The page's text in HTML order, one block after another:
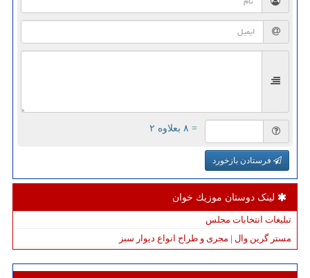
= ۸ بعلاوه ۲
فرستادن بازخورد
لینک دوستان موزیك خوان
تبلیغات انتخابات مجلس
مستر گرین وال | مجری و طراح انواع دیوار سبز